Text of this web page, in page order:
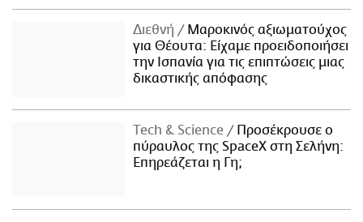
Διεθνή
Μαροκινός αξιωματούχος
για Θέουτα: Είχαμε προειδοποιήσει
την Ισπανία για τις επιπτώσεις μιας
δικαστικής απόφασης
Τech & Science
Προσέκρουσε ο
πύραυλος της SpaceX στη Σελήνη:
Επηρεάζεται η Γη;